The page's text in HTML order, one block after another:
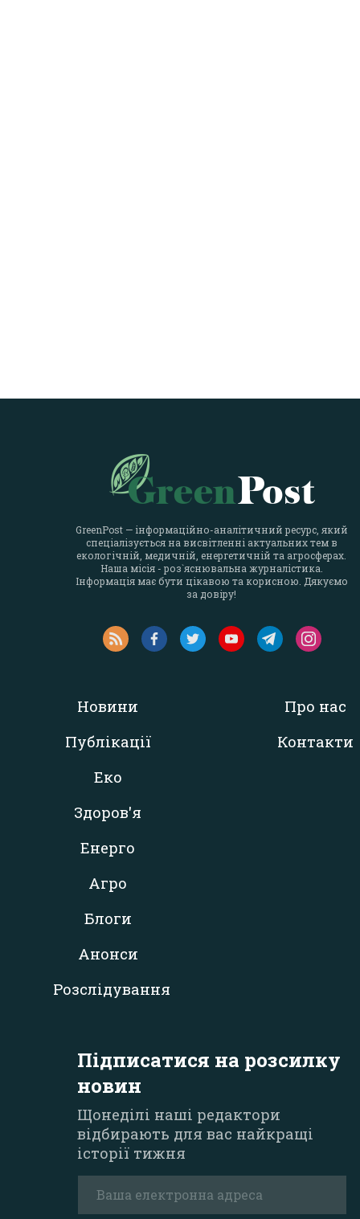
GreenPost — інформаційно-аналітичний ресурс, який
спеціалізується на висвітленні актуальних тем в
екологічній, медичній, енергетичній та агросферах.
Наша місія - роз`яснювальна журналістика.
Інформація має бути цікавою та корисною. Дякуємо
за довіру!
Новини
Публікації
Еко
Здоров'я
Енерго
Агро
Блоги
Анонси
Розслідування
Про нас
Контакти
Підписатися на розсилку
новин
Щонеділі наші редактори
відбирають для вас найкращі
історії тижня